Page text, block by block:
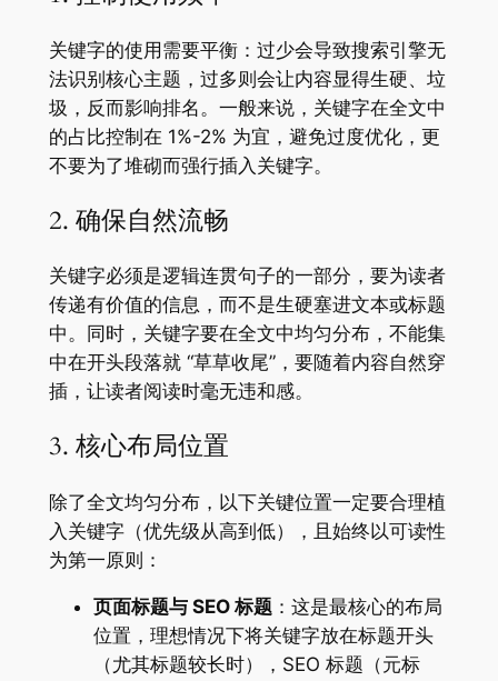
关键字的使用需要平衡：过少会导致搜索引擎无
法识别核心主题，过多则会让内容显得生硬、垃
圾，反而影响排名。一般来说，关键字在全文中
的占比控制在 1%-2% 为宜，避免过度优化，更
不要为了堆砌而强行插入关键字。
2. 确保自然流畅
关键字必须是逻辑连贯句子的一部分，要为读者
传递有价值的信息，而不是生硬塞进文本或标题
中。同时，关键字要在全文中均匀分布，不能集
中在开头段落就 “草草收尾”，要随着内容自然穿
插，让读者阅读时毫无违和感。
3. 核心布局位置
除了全文均匀分布，以下关键位置一定要合理植
入关键字（优先级从高到低），且始终以可读性
为第一原则：
页面标题与 SEO 标题：这是最核心的布局
位置，理想情况下将关键字放在标题开头
（尤其标题较长时），SEO 标题（元标